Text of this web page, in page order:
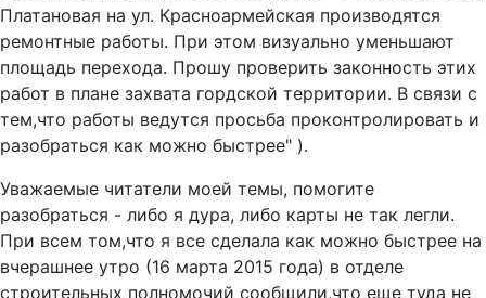
Платановая на ул. Красноармейская производятся
ремонтные работы. При этом визуально уменьшают
площадь перехода. Прошу проверить законность этих
работ в плане захвата гордской территории. В связи с
тем,что работы ведутся просьба проконтролировать и
разобраться как можно быстрее" ).
Уважаемые читатели моей темы, помогите
разобраться - либо я дура, либо карты не так легли.
При всем том,что я все сделала как можно быстрее на
вчерашнее утро (16 марта 2015 года) в отделе
строительных полномочий сообщили,что еще туда не